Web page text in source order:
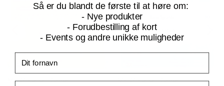
ME03 Perfect Order
ME03 Perfect Order
Så er du blandt de første til at høre om:
- Nye produkter
- Forudbestilling af kort
- Events og andre unikke muligheder